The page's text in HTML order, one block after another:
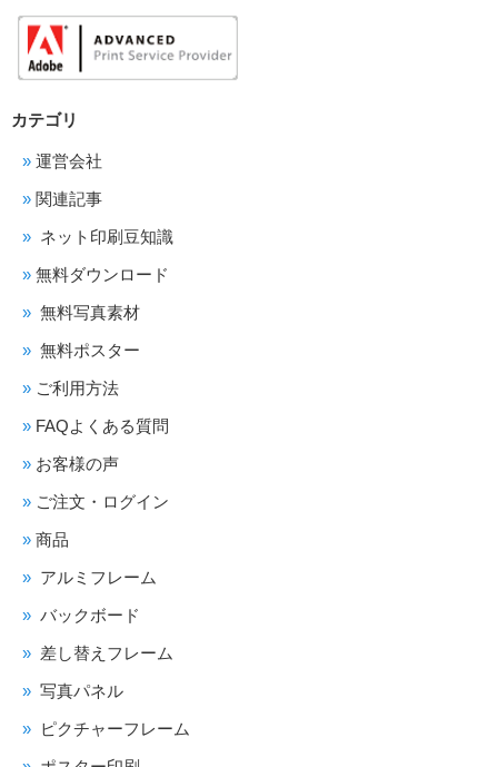
カテゴリ
運営会社
関連記事
ネット印刷豆知識
無料ダウンロード
無料写真素材
無料ポスター
ご利用方法
FAQよくある質問
お客様の声
ご注文・ログイン
商品
アルミフレーム
バックボード
差し替えフレーム
写真パネル
ピクチャーフレーム